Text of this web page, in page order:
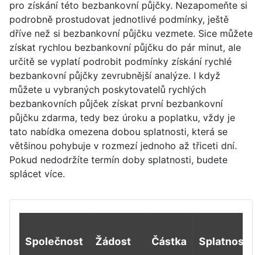
pro získání této bezbankovní půjčky. Nezapomeňte si
podrobně prostudovat jednotlivé podmínky, ještě
dříve než si bezbankovní půjčku vezmete. Sice můžete
získat rychlou bezbankovní půjčku do pár minut, ale
určitě se vyplatí podrobit podmínky získání rychlé
bezbankovní půjčky zevrubnější analýze. I když
můžete u vybraných poskytovatelů rychlých
bezbankovních půjček získat první bezbankovní
půjčku zdarma, tedy bez úroku a poplatku, vždy je
tato nabídka omezena dobou splatnosti, která se
většinou pohybuje v rozmezí jednoho až třiceti dní.
Pokud nedodržíte termín doby splatnosti, budete
splácet více.
Společnost Žádost Částka Splatnost